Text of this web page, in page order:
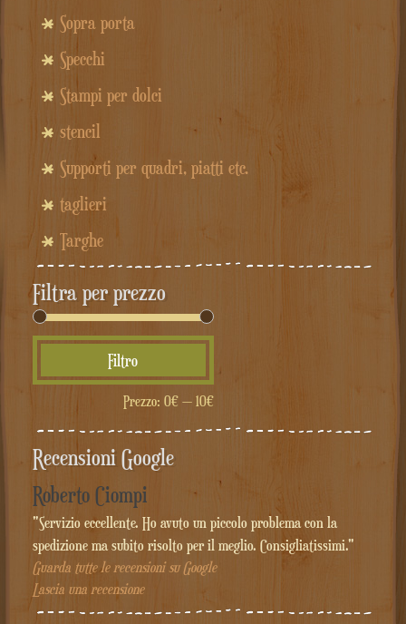
Sopra porta
Specchi
Stampi per dolci
stencil
Supporti per quadri, piatti etc.
taglieri
Targhe
Filtra per prezzo
Min
Max
Filtro
Prezzo: 0€— 10€
Recensioni Google
Roberto Ciompi
"Servizio eccellente. Ho avuto un piccolo problema con la
spedizione ma subito risolto per il meglio. Consigliatissimi."
Guarda tutte le recensioni su Google
Lascia una recensione